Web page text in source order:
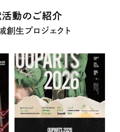
動のご紹介
創生プロジェクト